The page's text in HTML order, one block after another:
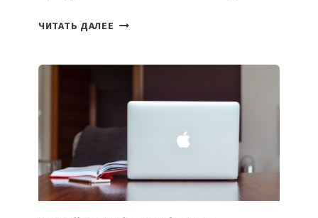
ЧИТАТЬ ДАЛЕЕ
СОЗДАВАТЬ
БЕЗ
СЛОЖНОГО
КОДА